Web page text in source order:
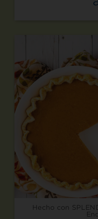
Hecho con